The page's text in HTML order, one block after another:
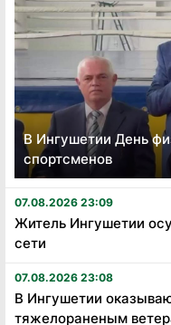
В Ингушетии День
спортсменов
07.08.2026 23:09
Житель Ингушетии
сети
07.08.2026 23:08
В Ингушетии
тяжелораненым